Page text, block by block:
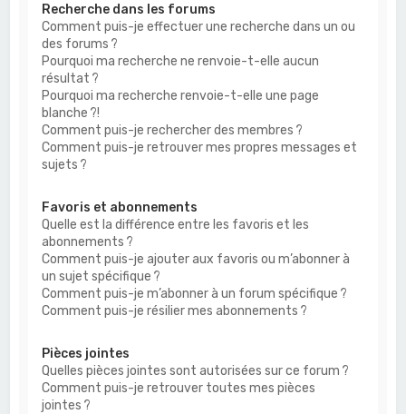
Recherche dans les forums
Comment puis-je effectuer une recherche dans un ou
des forums ?
Pourquoi ma recherche ne renvoie-t-elle aucun
résultat ?
Pourquoi ma recherche renvoie-t-elle une page
blanche ?!
Comment puis-je rechercher des membres ?
Comment puis-je retrouver mes propres messages et
sujets ?
Favoris et abonnements
Quelle est la différence entre les favoris et les
abonnements ?
Comment puis-je ajouter aux favoris ou m’abonner à
un sujet spécifique ?
Comment puis-je m’abonner à un forum spécifique ?
Comment puis-je résilier mes abonnements ?
Pièces jointes
Quelles pièces jointes sont autorisées sur ce forum ?
Comment puis-je retrouver toutes mes pièces
jointes ?